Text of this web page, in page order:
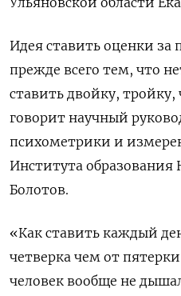
Идея ставить оценки за
прежде всего тем, что
ставить двойку, тройку,
говорит научный
психометрики и
Института
Болотов.
«Как ставить каждый
четверка чем от
человек вообще не